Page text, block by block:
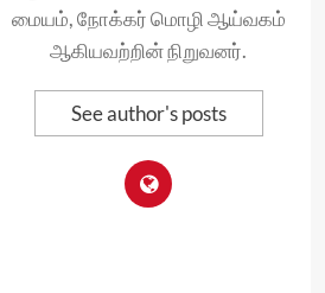
மையம், நோக்கர் மொழி ஆய்வகம்
ஆகியவற்றின் நிறுவனர்.
See author's posts